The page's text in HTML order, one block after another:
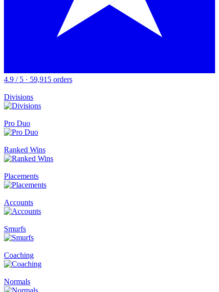
4.9 / 5 · 59,915 orders
Divisions
Pro Duo
Ranked Wins
Placements
Accounts
Smurfs
Coaching
Normals